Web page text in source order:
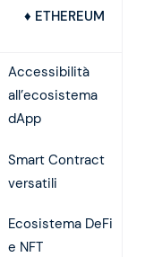
♦ ETHEREUM
Accessibilità
all’ecosistema
dApp
Smart Contract
versatili
Ecosistema DeFi
e NFT